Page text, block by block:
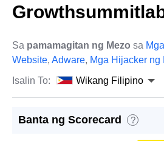
Sa pamamagitan ng Mezo sa
Website, Adware, Mga Hijacker ng
Isalin To:
Wikang Filipino
Banta ng Scorecard ?